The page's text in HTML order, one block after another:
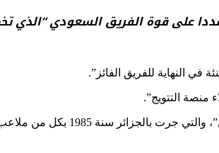
على قوة الفريق السعودي “الذي
النهاية للفريق الفائز”.
منصة التتويج”.
ويلتقي المنتخبان لأول مرة منذ 36 سنة، حيث تعود آخر مرة تواجها